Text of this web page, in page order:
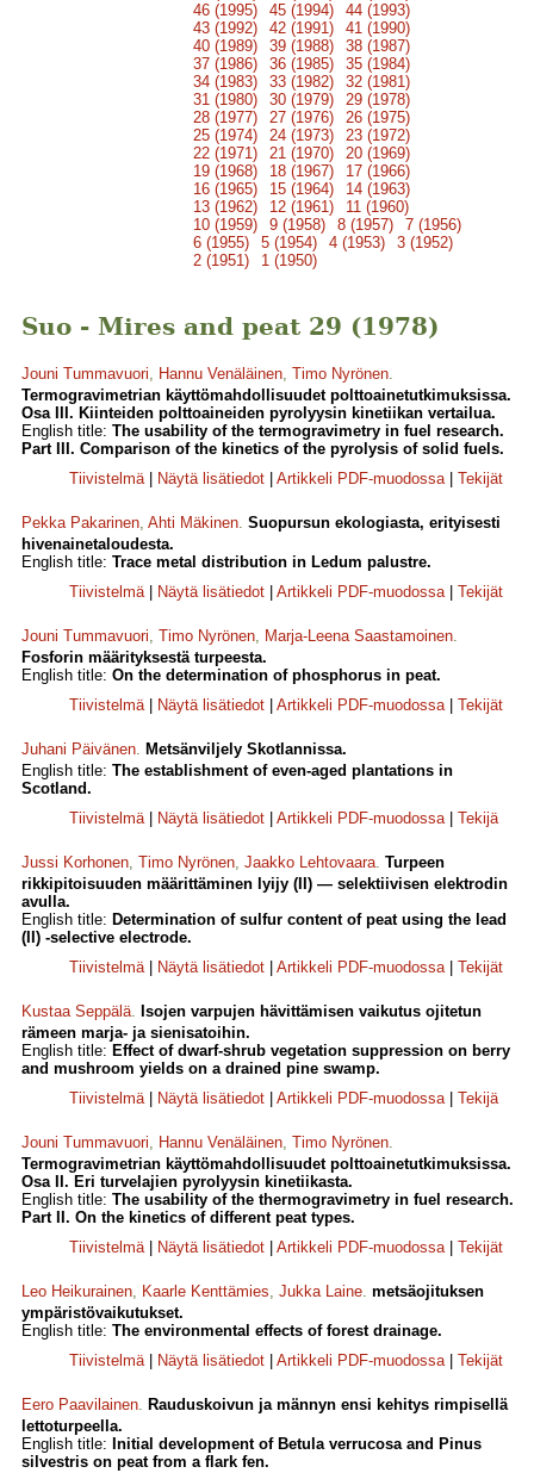
46 (1995)
45 (1994)
44 (1993)
43 (1992)
42 (1991)
41 (1990)
40 (1989)
39 (1988)
38 (1987)
37 (1986)
36 (1985)
35 (1984)
34 (1983)
33 (1982)
32 (1981)
31 (1980)
30 (1979)
29 (1978)
28 (1977)
27 (1976)
26 (1975)
25 (1974)
24 (1973)
23 (1972)
22 (1971)
21 (1970)
20 (1969)
19 (1968)
18 (1967)
17 (1966)
16 (1965)
15 (1964)
14 (1963)
13 (1962)
12 (1961)
11 (1960)
10 (1959)
9 (1958) 8 (1957)
7 (1956)
6 (1955)
5 (1954) 4 (1953)
3 (1952)
2 (1951)
1 (1950)
Suo - Mires and peat 29 (1978)
Jouni Tummavuori, Hannu Venäläinen, Timo Nyrönen.
Termogravimetrian käyttömahdollisuudet polttoainetutkimuksissa.
Osa III. Kiinteiden polttoaineiden pyrolyysin kinetiikan vertailua.
English title: The usability of the termogravimetry in fuel research.
Part III. Comparison of the kinetics of the pyrolysis of solid fuels.
Tiivistelmä| Näytä lisätiedot Artikkeli PDF-muodossa| Tekijät
Pekka Pakarinen, Ahti Mäkinen. Suopursun ekologiasta, erityisesti
hivenainetaloudesta.
English title: Trace metal distribution in Ledum palustre.
Tiivistelmä| Näytä lisätiedot Artikkeli PDF-muodossa| Tekijät
Jouni Tummavuori, Timo Nyrönen, Marja-Leena Saastamoinen.
Fosforin määrityksestä turpeesta.
English title: On the determination of phosphorus in peat.
Tiivistelmä| Näytä lisätiedot Artikkeli PDF-muodossa| Tekijät
Juhani Päivänen. Metsänviljely Skotlannissa.
English title: The establishment of even-aged plantations in
Scotland.
Tiivistelmä| Näytä lisätiedot Artikkeli PDF-muodossa| Tekijä
Jussi Korhonen, Timo Nyrönen, Jaakko Lehtovaara. Turpeen
rikkipitoisuuden määrittäminen lyijy (II) — selektiivisen elektrodin
avulla.
English title: Determination of sulfur content of peat using the lead
(II) -selective electrode.
Tiivistelmä| Näytä lisätiedot Artikkeli PDF-muodossa| Tekijät
Kustaa Seppälä. Isojen varpujen hävittämisen vaikutus ojitetun
rämeen marja- ja sienisatoihin.
English title: Effect of dwarf-shrub vegetation suppression on berry
and mushroom yields on a drained pine swamp.
Tiivistelmä| Näytä lisätiedot Artikkeli PDF-muodossa| Tekijä
Jouni Tummavuori, Hannu Venäläinen, Timo Nyrönen.
Termogravimetrian käyttömahdollisuudet polttoainetutkimuksissa.
Osa II. Eri turvelajien pyrolyysin kinetiikasta.
English title: The usability of the thermogravimetry in fuel research.
Part II. On the kinetics of different peat types.
Tiivistelmä| Näytä lisätiedot Artikkeli PDF-muodossa| Tekijät
Leo Heikurainen, Kaarle Kenttämies, Jukka Laine. metsäojituksen
ympäristövaikutukset.
English title: The environmental effects of forest drainage.
Tiivistelmä| Näytä lisätiedot Artikkeli PDF-muodossa| Tekijät
Eero Paavilainen. Rauduskoivun ja männyn ensi kehitys rimpisellä
lettoturpeella.
English title: Initial development of Betula verrucosa and Pinus
silvestris on peat from a flark fen.